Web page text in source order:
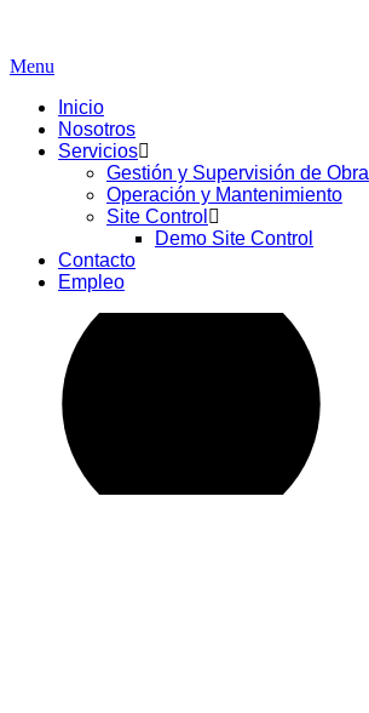
Menu
Inicio
Nosotros
Servicios
Gestión y Supervisión de Obra
Operación y Mantenimiento
Site Control
Demo Site Control
Contacto
Empleo